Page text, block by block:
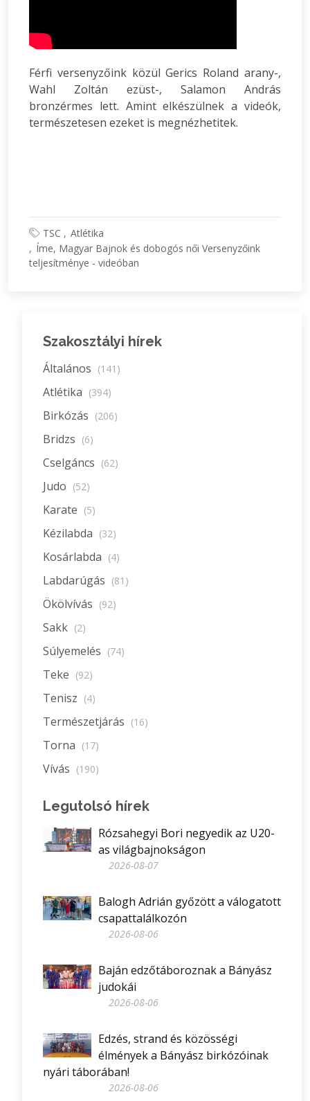
Férfi versenyzőink közül Gerics Roland arany-,
Wahl Zoltán ezüst-, Salamon András
bronzérmes lett. Amint elkészülnek a videók,
természetesen ezeket is megnézhetitek.
TSC
Atlétika
Íme, Magyar Bajnok és dobogós női Versenyzőink
teljesítménye - videóban
Szakosztályi hírek
Általános (141)
Atlétika (394)
Birkózás (206)
Bridzs (6)
Cselgáncs (62)
Judo (52)
Karate (5)
Kézilabda (32)
Kosárlabda (4)
Labdarúgás (81)
Ökölvívás (92)
Sakk (2)
Súlyemelés (74)
Teke (92)
Tenisz (4)
Természetjárás (16)
Torna (17)
Vívás (190)
Legutolsó hírek
Rózsahegyi Bori negyedik az U20-
as világbajnokságon
2026-08-07
Balogh Adrián győzött a válogatott
csapattalálkozón
2026-08-06
Baján edzőtáboroznak a Bányász
judokái
2026-08-06
Edzés, strand és közösségi
élmények a Bányász birkózóinak
nyári táborában!
2026-08-06